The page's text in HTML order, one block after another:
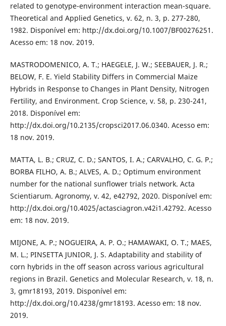
related to genotype-environment interaction mean-square.
Theoretical and Applied Genetics, v. 62, n. 3, p. 277-280,
1982. Disponível em: http://dx.doi.org/10.1007/BF00276251.
Acesso em: 18 nov. 2019.
MASTRODOMENICO, A. T.; HAEGELE, J. W.; SEEBAUER, J. R.;
BELOW, F. E. Yield Stability Differs in Commercial Maize
Hybrids in Response to Changes in Plant Density, Nitrogen
Fertility, and Environment. Crop Science, v. 58, p. 230-241,
2018. Disponível em:
http://dx.doi.org/10.2135/cropsci2017.06.0340. Acesso em:
18 nov. 2019.
MATTA, L. B.; CRUZ, C. D.; SANTOS, I. A.; CARVALHO, C. G. P.;
BORBA FILHO, A. B.; ALVES, A. D.; Optimum environment
number for the national sunflower trials network. Acta
Scientiarum. Agronomy, v. 42, e42792, 2020. Disponível em:
http://dx.doi.org/10.4025/actasciagron.v42i1.42792. Acesso
em: 18 nov. 2019.
MIJONE, A. P.; NOGUEIRA, A. P. O.; HAMAWAKI, O. T.; MAES,
M. L.; PINSETTA JUNIOR, J. S. Adaptability and stability of
corn hybrids in the off season across various agricultural
regions in Brazil. Genetics and Molecular Research, v. 18, n.
3, gmr18193, 2019. Disponível em:
http://dx.doi.org/10.4238/gmr18193. Acesso em: 18 nov.
2019.